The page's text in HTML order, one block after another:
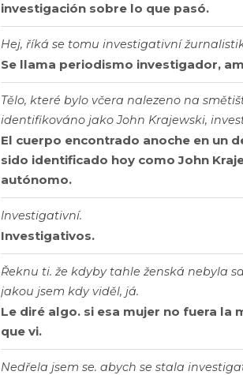
investigación sobre lo que pasó.
Hej, říká se tomu investigativní
Se llama periodismo investigador,
Tělo, které bylo včera nalezeno na
identifikováno jako John Krajewski,
El cuerpo encontrado anoche en un
sido identificado hoy como John
autónomo.
Investigativní.
Investigativos.
Řeknu ti. že kdyby tahle ženská nebyla
jakou jsem kdy viděl, já.
Le diré algo. si esa mujer no fuera
que vi.
Nedřela jsem se. abych se stala